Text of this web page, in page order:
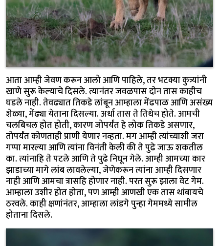
आता आम्ही जेवण करून आलो आणि पाहिले, तर भटक्या कुत्र्यांनी
खाणे सुरू केल्याचे दिसले. त्यानंतर जवळपास दोन तास काहीच
घडले नाही. तेवढ्यात तिकडे लांबून आम्हाला मेंढपाळ आणि असंख्य
शेळ्या, मेंढ्या येताना दिसल्या. अर्धा तास ते तिथेच होते. आमची
चलबिचल होत होती, कारण जोपर्यंत हे लोक तिकडे असणार,
तोपर्यंत कोणताही प्राणी येणार नव्हता. मग आम्ही त्यांच्याशी जरा
गप्पा मारल्या आणि त्यांना विनंती केली की ते पुढे जाऊ शकतील
का. त्यांनाहि ते पटले आणि ते पुढे निघून गेले. आम्ही आमच्या कार
झाडाच्या मागे लांब लावलेल्या, जेणेकरून त्यांना आम्ही दिसणार
नाही आणि आमचा त्रासहि होणार नाही. परत सुरू झाला वेट गेम.
आम्हाला उशीर होत होता, पण आम्ही आणखी एक तास थांबायचे
ठरवले. काही क्षणांनंतर, आम्हाला लांडगे पुन्हा गेममध्ये सामील
होताना दिसले.